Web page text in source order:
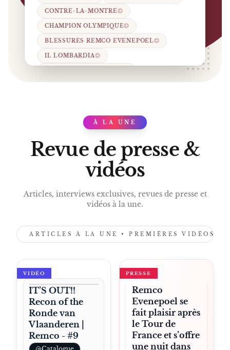
CONTRE-LA-MONTRE
CHAMPION OLYMPIQUE
BLESSURES REMCO EVENEPOEL
IL LOMBARDIA
LIVRES REMCO EVENEPOEL
WOUT VAN AERT.
PRESS
À LA UNE
Revue de presse &
vidéos
Articles, interviews exclusives, revues de presse et
vidéos à la une.
ARTICLES À LA UNE • PREMIÈRES VIDÉOS •
VIDÉO
IT’S OUT!!
Recon of the
Ronde van
Vlaanderen |
Remco - #9
PRESSE
Remco
Evenepoel se
fait plaisir après
le Tour de
France et s’offre
une nuit dans